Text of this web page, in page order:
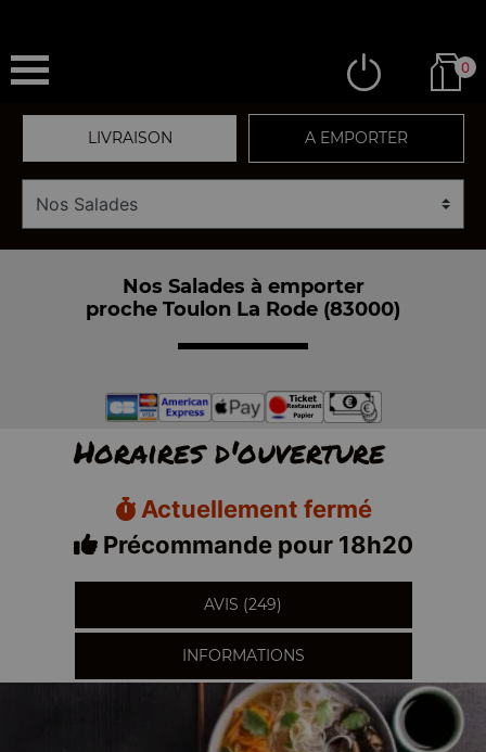
0
LIVRAISON A EMPORTER
Nos Salades à emporter
proche Toulon La Rode (83000)
Horaires d'ouverture
Actuellement fermé
Précommande pour 18h20
AVIS (249)
INFORMATIONS